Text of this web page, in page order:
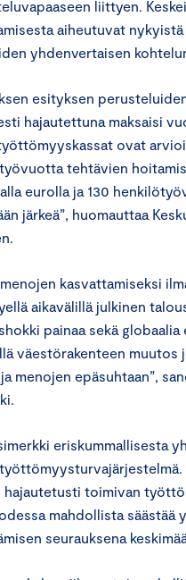
liittyen.
aiheutuvat
yhdenvertaisen
esityksen
hajautettuna maksaisi
ovat
tehtävien
eurolla ja 130
järkeä”, huomauttaa
kasvattamiseksi
aikavälillä julkinen
painaa sekä
väestörakenteen
menojen epäsuhtaan”,
eriskummallisesta
hajautetusti toimivan
mahdollista säästää
seurauksena